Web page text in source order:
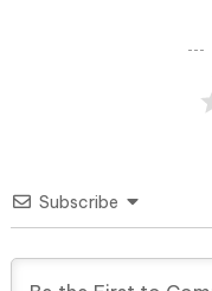
Subscribe